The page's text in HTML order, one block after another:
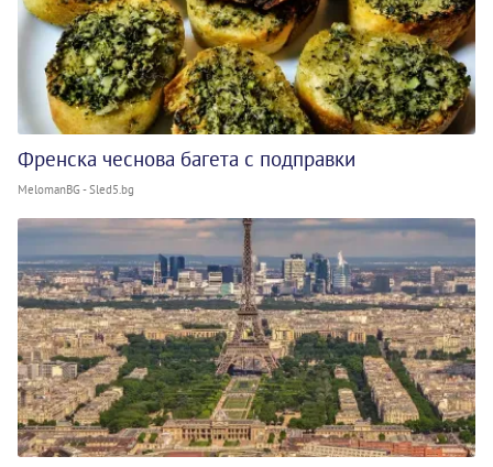
Френска чеснова багета с подправки
MelomanBG - Sled5.bg